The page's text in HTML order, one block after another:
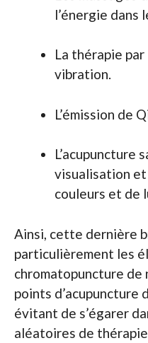
l’énergie dans
La thérapie
vibration.
L’émission de
L’acupuncture
visualisation
couleurs et de
Ainsi, cette dernière
particulièrement les
chromatopuncture
points d’acupuncture
évitant de s’égarer
aléatoires de